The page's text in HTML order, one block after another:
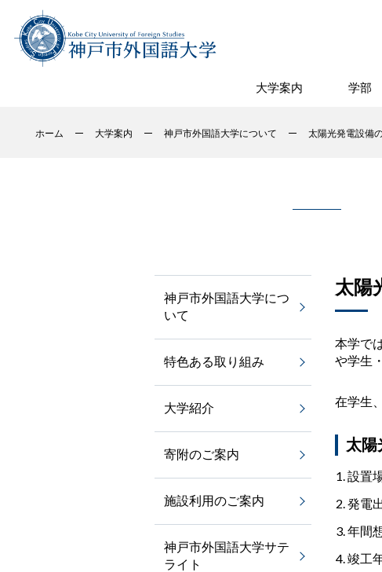
大学案内 学部
ホーム 大学案内 神戸市外国語大学について 太陽光発電設備
太陽
本学で
や学生
在学生
太陽
設置
発電
年間
竣工
神戸市外国語大学につ
いて
特色ある取り組み
大学紹介
寄附のご案内
施設利用のご案内
神戸市外国語大学サテ
ライト